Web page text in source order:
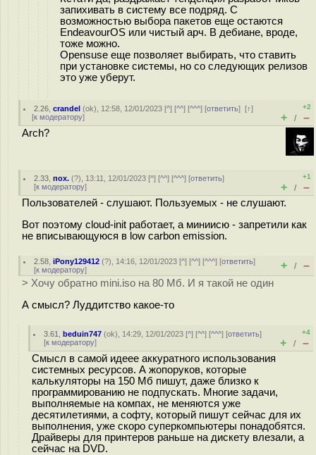
запихивать в систему все подряд. С
возможностью выбора пакетов еще остаются
EndeavourOS или чистый арч. В дебиане, вроде,
тоже можно.
Opensuse еще позволяет выбирать, что ставить
при установке системы, но со следующих релизов
это уже уберут.
2.26 ,crandel (ok), 12:58, 12/01/2023 [^] [^^] [^^^] [ответить][↑]
[к модератору]
+2
+ / –
Arch?
2.33 ,пох. (?), 13:11, 12/01/2023 [^] [^^] [^^^] [ответить]
[к модератору]
+1
+ / –
Пользователей - слушают. Пользуемых - не слушают.
Вот поэтому cloud-init работает, а миниисю - запретили как
не вписывающуюся в low carbon emission.
2.58 ,iPony129412 (?), 14:16, 12/01/2023 [^] [^^] [^^^] [ответить]
[к модератору] + / –
> Хочу обратно mini.iso на 80 Мб. И я такой не один
А смысл? Луддитство какое-то
3.61 ,beduin747 (ok), 14:29, 12/01/2023 [^] [^^] [^^^] [ответить]
[к модератору]
+4
+ / –
Смысл в самой идеее аккуратного использования
системных ресурсов. А жопоруков, которые
калькуляторы на 150 Мб пишут, даже близко к
программированию не подпускать. Многие задачи,
выполняемые на компах, не меняются уже
десятилетиями, а софту, который пишут сейчас для их
выполнения, уже скоро суперкомпьютеры понадобятся.
Драйверы для принтеров раньше на дискету влезали, а
сейчас на DVD.